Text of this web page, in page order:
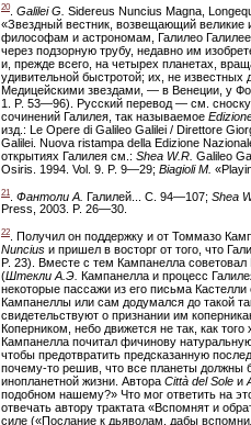
20 Galilei G. Sidereus Nuncius Magna,
«Звездный вестник, возвещающий великие
философам и астрономам, Галилео
через подзорную трубу, недавно им
и, прежде всего, на четырех планетах,
удивительной быстротой; их, не
Медицейскими звездами, — в Венеции, у
1. P. 53—96). Русский перевод — см.
сочинений Галилея, так называемое
изд.: Le Opere di Galileo Galilei / Direttore
Galilei. Nuova ristampa della Edizione
открытиях Галилея см.: Shea W.R. Galileo
Osiris. 1994. Vol. 9. P. 9—29; Biagioli M.
21 Фантоли А. Галилей... С. 94—107; Shea
Press, 2003. P. 26—30.
22
. Получил он поддержку и от Томмазо
Nuncius и пришел в восторг от того, что
P. 23). Вместе с тем Кампанелла
(Штекли А.Э. Кампанелла и процесс
некоторые пассажи из его письма
Кампанеллы или сам додумался до такой
свидетельствуют о признании им
Коперником, небо движется не так, как
Кампанелла почитал фичинову
чтобы предотвратить предсказанную
почему-то решив, что все планеты должны
инопланетной жизни. Автора Città del Sole и
подобном нашему?» Что мог ответить на
отвечать автору трактата «Вспомнят и
силе («Послание к дьяволам, дабы